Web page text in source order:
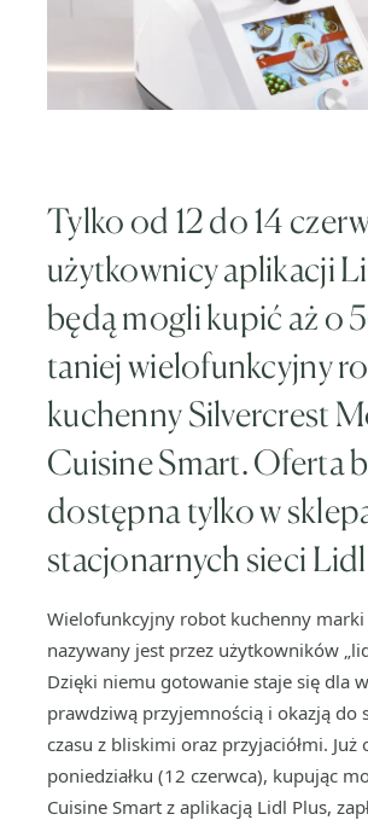
Tylko od 12 do 14
użytkownicy aplikacji
będą mogli kupić aż o
taniej wielofunkcyjny
kuchenny Silvercrest
Cuisine Smart. Oferta
dostępna tylko w
stacjonarnych sieci
Wielofunkcyjny robot kuchenny marki
nazywany jest przez użytkowników
Dzięki niemu gotowanie staje się dla
prawdziwą przyjemnością i okazją do
czasu z bliskimi oraz przyjaciółmi. Już
poniedziałku (12 czerwca), kupując
Cuisine Smart z aplikacją Lidl Plus,